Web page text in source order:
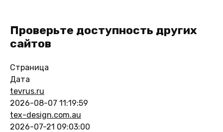
Проверьте доступность других
сайтов
Страница
Дата
tevrus.ru
2026-08-07 11:19:59
tex-design.com.au
2026-07-21 09:03:00